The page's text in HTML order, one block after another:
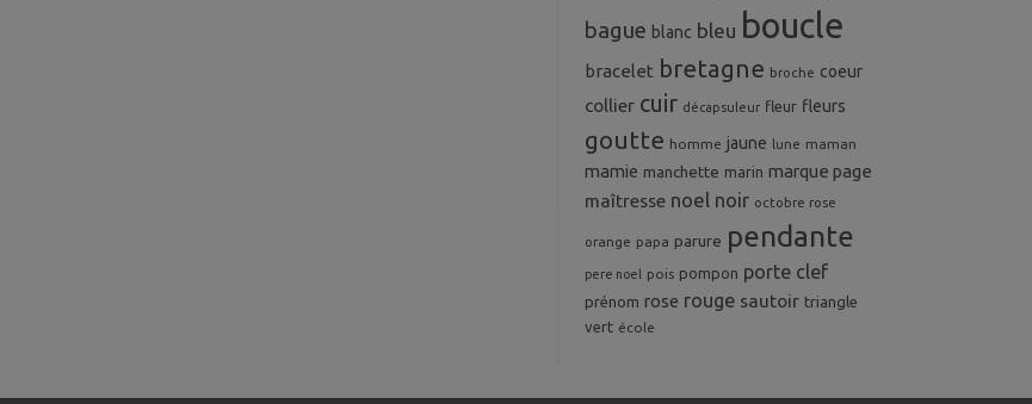
bague blanc bleu boucle
bracelet bretagne broche coeur
collier cuir décapsuleur fleur fleurs
goutte homme jaune lune maman
mamie manchette marin marque page
maîtresse noel noir octobre rose
orange papa parure pendante
pere noel pois pompon porte clef
prénom rose rouge sautoir triangle
vert école